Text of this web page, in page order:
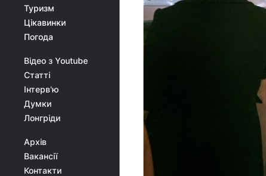
Туризм
Цікавинки
Погода
Відео з Youtube
Статті
Інтерв'ю
Думки
Лонгріди
Архів
Вакансії
Контакти